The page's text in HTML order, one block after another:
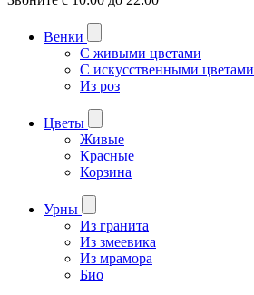
Венки
С живыми цветами
С искусственными цветами
Из роз
Цветы
Живые
Красные
Корзина
Урны
Из гранита
Из змеевика
Из мрамора
Био